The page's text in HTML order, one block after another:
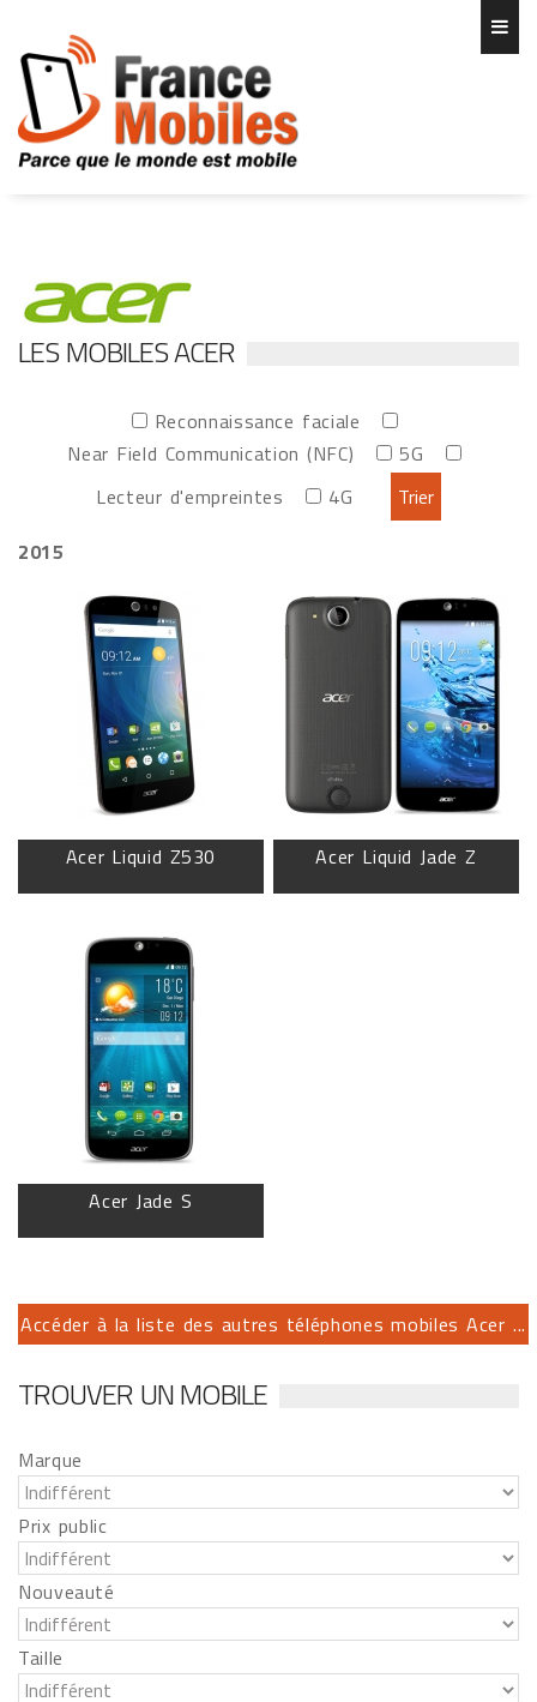
LES MOBILES ACER
Reconnaissance faciale
Near Field Communication (NFC)
5G
Lecteur d'empreintes
4G
2015
Acer Liquid Z530 Acer Liquid Jade Z
Acer Jade S
Accéder à la liste des autres téléphones mobiles Acer ...
TROUVER UN MOBILE
Marque
Prix public
Nouveauté
Taille